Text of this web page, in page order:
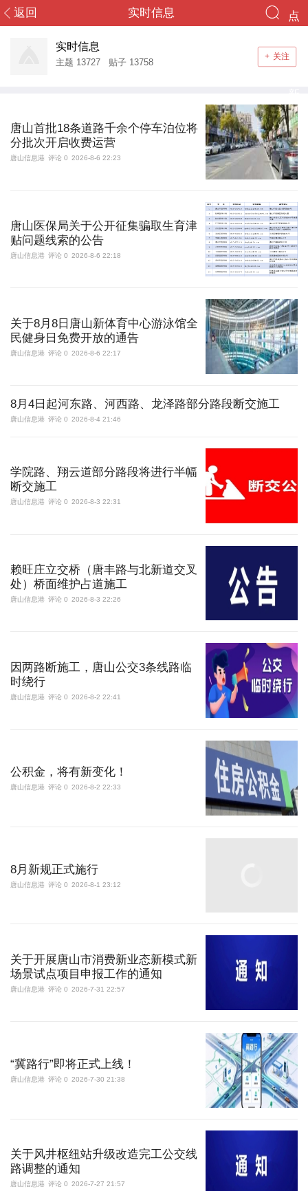
实时信息
返回
点
重
加
载
您好，游客！
注册
社区
消息
更多
实时信息
主题 13727 贴子 13758
+ 关注
唐山首批18条道路千余个停车泊位将
分批次开启收费运营
唐山信息港 评论 0 2026-8-6 22:23
唐山医保局关于公开征集骗取生育津
贴问题线索的公告
唐山信息港 评论 0 2026-8-6 22:18
关于8月8日唐山新体育中心游泳馆全
民健身日免费开放的通告
唐山信息港 评论 0 2026-8-6 22:17
8月4日起河东路、河西路、龙泽路部分路段断交施工
唐山信息港 评论 0 2026-8-4 21:46
学院路、翔云道部分路段将进行半幅
断交施工
唐山信息港 评论 0 2026-8-3 22:31
赖旺庄立交桥（唐丰路与北新道交叉
处）桥面维护占道施工
唐山信息港 评论 0 2026-8-3 22:26
因两路断施工，唐山公交3条线路临
时绕行
唐山信息港 评论 0 2026-8-2 22:41
公积金，将有新变化！
唐山信息港 评论 0 2026-8-2 22:33
8月新规正式施行
唐山信息港 评论 0 2026-8-1 23:12
关于开展唐山市消费新业态新模式新
场景试点项目申报工作的通知
唐山信息港 评论 0 2026-7-31 22:57
“冀路行”即将正式上线！
唐山信息港 评论 0 2026-7-30 21:38
关于风井枢纽站升级改造完工公交线
路调整的通知
唐山信息港 评论 0 2026-7-27 21:57